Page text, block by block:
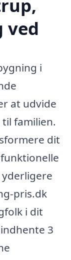
ved
i
at udvide
familien.
dit
pris.dk
i dit
3